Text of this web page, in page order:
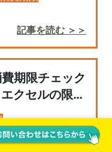
記事を読む ＞＞
期限チェック
クセルの限界